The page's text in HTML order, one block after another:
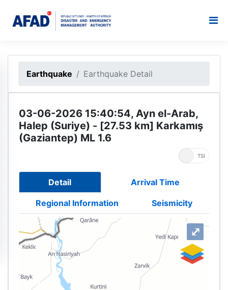
Earthquake Earthquake Detail
03-06-2026 15:40:54, Ayn el-Arab,
Halep (Suriye) - [27.53 km] Karkamış
(Gaziantep) ML 1.6
TSI
Detail Arrival Time
Regional Information Seismicity
⤢